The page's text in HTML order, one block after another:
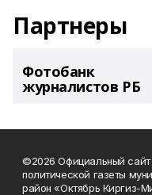
Партнеры
Фотобанк
журналистов РБ
©2026 Официальный
политической газеты
район «Октябрь Киргиз-